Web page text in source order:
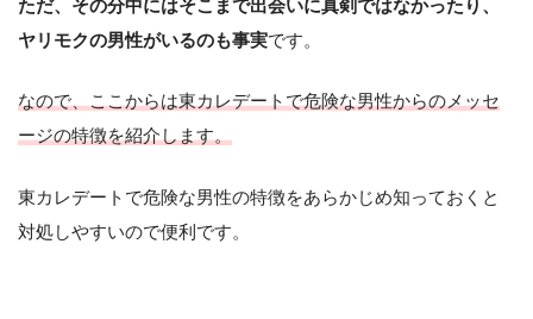
ただ、その分中にはそこまで出会いに真剣ではなかったり、
ヤリモクの男性がいるのも事実です。
なので、ここからは東カレデートで危険な男性からのメッセ
ージの特徴を紹介します。
東カレデートで危険な男性の特徴をあらかじめ知っておくと
対処しやすいので便利です。